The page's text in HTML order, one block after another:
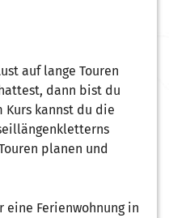
auf lange Touren
dann bist du
kannst du die
planen und
eine Ferienwohnung in